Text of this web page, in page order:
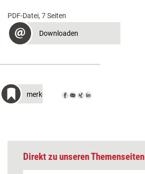
PDF-Datei, 7 Seiten
Downloaden
merken
Direkt zu unseren Themenseiten